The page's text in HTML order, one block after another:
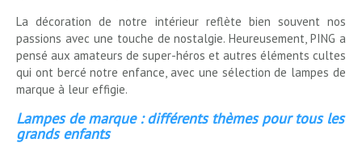
La décoration de notre intérieur reflète bien souvent nos
passions avec une touche de nostalgie. Heureusement, PING a
pensé aux amateurs de super-héros et autres éléments cultes
qui ont bercé notre enfance, avec une sélection de lampes de
marque à leur effigie.
Lampes de marque : différents thèmes pour tous les
grands enfants